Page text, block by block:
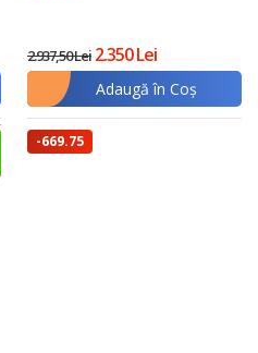
2.937,50 Lei 2.350 Lei
Adaugă în Coş
-669.75